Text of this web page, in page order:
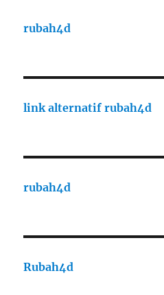
rubah4d
link alternatif rubah4d
rubah4d
Rubah4d